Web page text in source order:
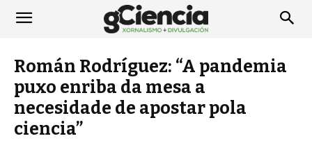
Román Rodríguez: “A pandemia
puxo enriba da mesa a
necesidade de apostar pola
ciencia”